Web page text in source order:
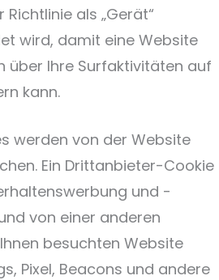
als „Gerät“
wird, damit eine Website
über Ihre Surfaktivitäten auf
kann.
werden von der Website
Ein Drittanbieter-Cookie
und -
von einer anderen
besuchten Website
Pixel, Beacons und andere